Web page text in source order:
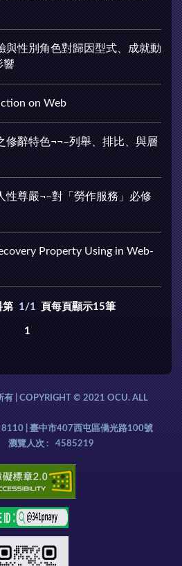
與性別角色對歸因型式、成就動
響
on Web
修辭特色¬¬–列舉、排比、與層
性尊嚴¬–對「勞作服務」必修
Property Using in Web-
第 1/1 頁每頁顯示15筆
1
有 | COPYRIGHT © 2021 OCU. ALL
| 臺中市407西屯區僑光路100號
瀏覽人次 : 4585219